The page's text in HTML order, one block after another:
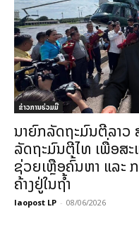
ຂ່າວການຮ່ວມມື
ນາຍົກລັດຖະມົນຕີລາວ
ລັດຖະມົນຕີໄທ ເພື່ອສະ
ຊ່ວຍເຫຼືອຄົ້ນຫາ ແລະ
ຄ້າງຢູ່ໃນຖໍ້າ
laopost LP - 08/06/2026